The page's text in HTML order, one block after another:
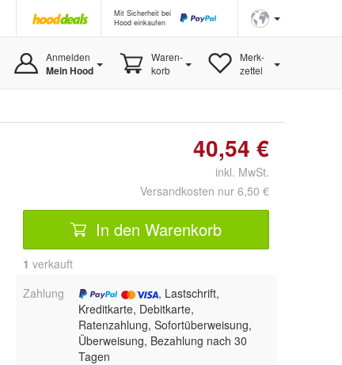
Mit Sicherheit bei
Hood einkaufen
Anmelden
Mein Hood
Waren-
korb
Merk-
zettel
40,54 €
inkl. MwSt.
Versandkosten nur 6,50 €
In den Warenkorb
1 verkauft
Zahlung
, Lastschrift,
Kreditkarte, Debitkarte,
Ratenzahlung, Sofortüberweisung,
Überweisung, Bezahlung nach 30
Tagen